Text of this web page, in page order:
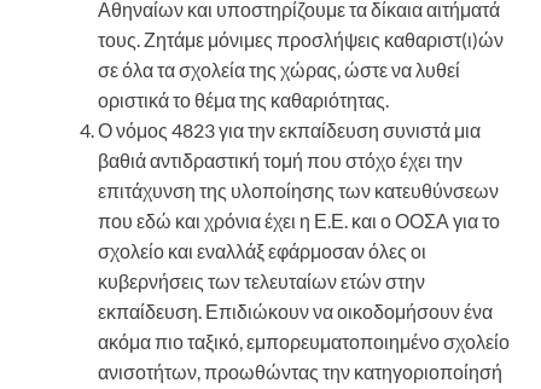
Αθηναίων και υποστηρίζουμε τα δίκαια αιτήματά
τους. Ζητάμε μόνιμες προσλήψεις καθαριστ(ι)ών
σε όλα τα σχολεία της χώρας, ώστε να λυθεί
οριστικά το θέμα της καθαριότητας.
Ο νόμος 4823 για την εκπαίδευση συνιστά μια
βαθιά αντιδραστική τομή που στόχο έχει την
επιτάχυνση της υλοποίησης των κατευθύνσεων
που εδώ και χρόνια έχει η Ε.Ε. και ο ΟΟΣΑ για το
σχολείο και εναλλάξ εφάρμοσαν όλες οι
κυβερνήσεις των τελευταίων ετών στην
εκπαίδευση. Επιδιώκουν να οικοδομήσουν ένα
ακόμα πιο ταξικό, εμπορευματοποιημένο σχολείο
ανισοτήτων, προωθώντας την κατηγοριοποίησή